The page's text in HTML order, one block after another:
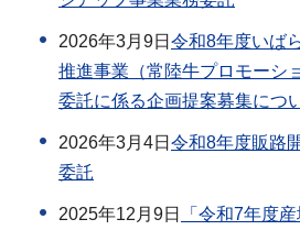
2026年3月9日 令和8年度いば
推進事業（常陸牛プロモーシ
委託に係る企画提案募集につ
2026年3月4日 令和8年度販路
委託
2025年12月9日
「令和7年度